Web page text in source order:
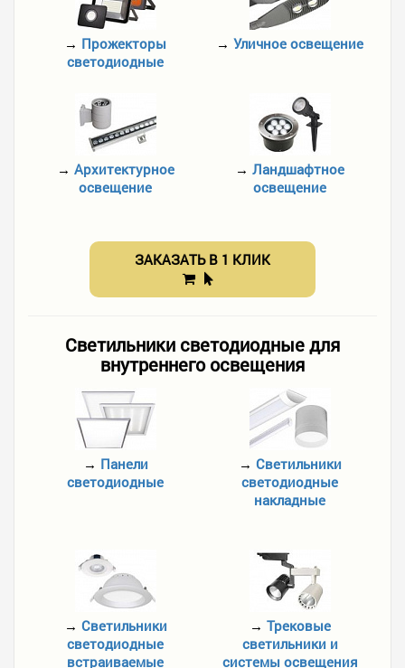
→ Прожекторы
светодиодные
→ Уличное освещение
→ Архитектурное
освещение
→ Ландшафтное
освещение
ЗАКАЗАТЬ В 1 КЛИК
Светильники светодиодные для
внутреннего освещения
→ Панели
светодиодные
→ Светильники
светодиодные
накладные
→ Светильники
светодиодные
встраиваемые
→ Трековые
светильники и
системы освещения